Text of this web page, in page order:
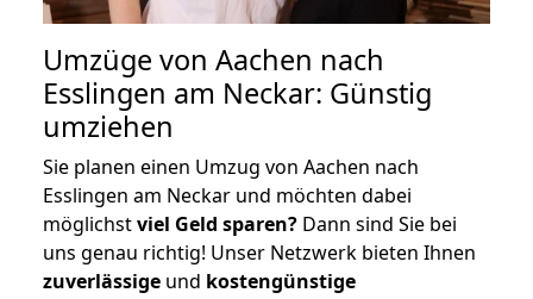
Umzüge von Aachen nach
Esslingen am Neckar: Günstig
umziehen
Sie planen einen Umzug von Aachen nach
Esslingen am Neckar und möchten dabei
möglichstviel Geld sparen? Dann sind Sie bei
uns genau richtig! Unser Netzwerk bieten Ihnen
zuverlässige und kostengünstige